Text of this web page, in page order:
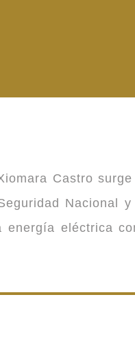
Castro
Nacional y
eléctrica